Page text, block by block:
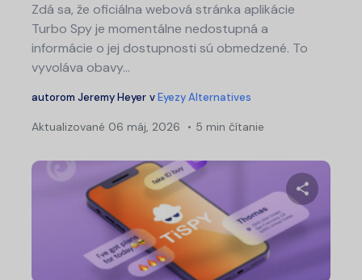
Zdá sa, že oficiálna webová stránka aplikácie
Turbo Spy je momentálne nedostupná a
informácie o jej dostupnosti sú obmedzené. To
vyvoláva obavy...
autorom Jeremy Heyer vEyezy Alternatives
Aktualizované 06 máj, 2026 5 min čítanie